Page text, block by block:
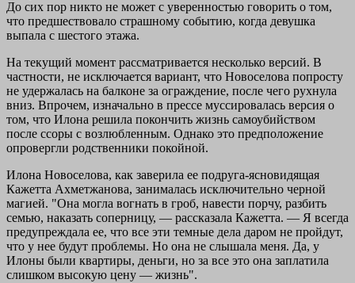
До сих пор никто не может с уверенностью говорить о том,
что предшествовало страшному событию, когда девушка
выпала с шестого этажа.
На текущий момент рассматривается несколько версий. В
частности, не исключается вариант, что Новоселова попросту
не удержалась на балконе за ограждение, после чего рухнула
вниз. Впрочем, изначально в прессе муссировалась версия о
том, что Илона решила покончить жизнь самоубийством
после ссоры с возлюбленным. Однако это предположение
опровергли родственники покойной.
Илона Новоселова, как заверила ее подруга-ясновидящая
Кажетта Ахметжанова, занималась исключительно черной
магией. "Она могла вогнать в гроб, навести порчу, разбить
семью, наказать соперницу, — рассказала Кажетта. — Я всегда
предупреждала ее, что все эти темные дела даром не пройдут,
что у нее будут проблемы. Но она не слышала меня. Да, у
Илоны были квартиры, деньги, но за все это она заплатила
слишком высокую цену — жизнь".